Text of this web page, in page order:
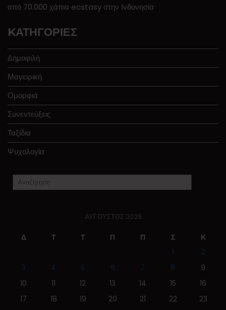
από 70.000 χάπια ecstasy στην Ινδονησία
KΑΤΗΓΟΡΊΕΣ
Δημοφιλή
Μαγειρική
Ομορφιά
Συνεντεύξεις
Ταξίδια
Ψυχολογία
ΑΎΓΟΥΣΤΟΣ 2026
Δ Τ Τ Π Π Σ
Κ
1
2
3
4 5 6 7 8
9
10
11 12 13 14 15
16
17
18 19 20 21 22
23